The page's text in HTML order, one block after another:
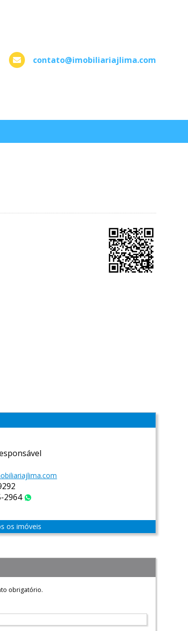
WhatsApp
contato@imobiliariajlima.com
2964
os imóveis
obrigatório.